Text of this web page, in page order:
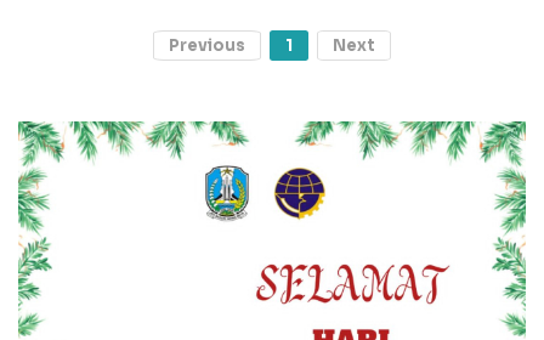
Previous 1 Next